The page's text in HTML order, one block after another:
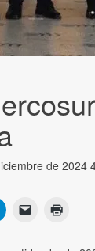
de 2024